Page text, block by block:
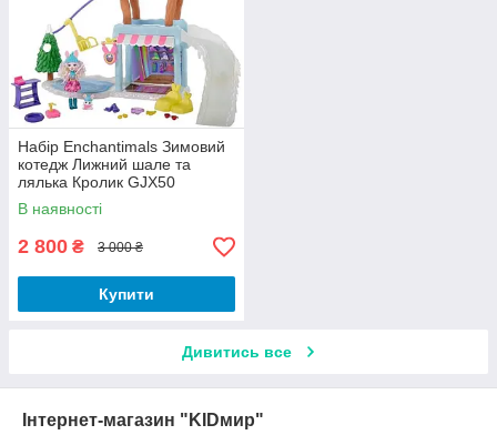
Набір Enchantimals Зимовий
котедж Лижний шале та
лялька Кролик GJX50
В наявності
2 800 ₴ 3 000 ₴
Купити
Дивитись все
Інтернет-магазин "KIDмир"